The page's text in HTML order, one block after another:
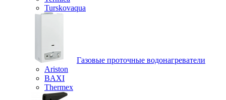
Turskovaqua
Газовые проточные водонагреватели
Ariston
BAXI
Thermex